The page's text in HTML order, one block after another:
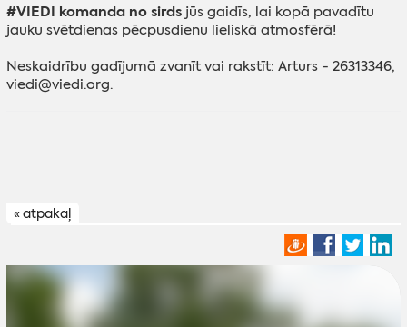
#VIEDI komanda nosirdsjūs gaidīs, lai kopā pavadītu
jauku svētdienas pēcpusdienu lieliskā atmosfērā!
Neskaidrību gadījumā zvanīt vai rakstīt: Arturs - 26313346,
viedi@viedi.org.
« atpakaļ